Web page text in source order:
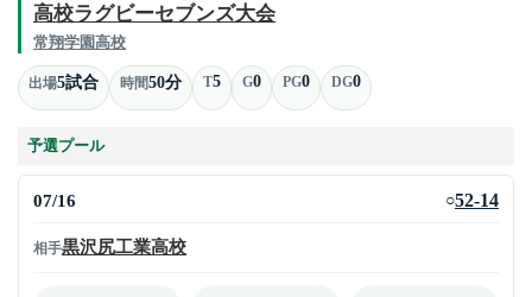
高校ラグビーセブンズ大会
常翔学園高校
出場5試合 時間50分 T5 G0 PG0 DG0
予選プール
07/16 ○52-14
相手黒沢尻工業高校